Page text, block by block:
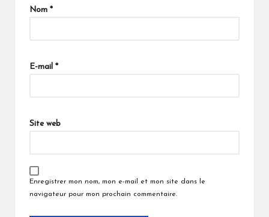
Nom *
E-mail *
Site web
Enregistrer mon nom, mon e-mail et mon site dans le
navigateur pour mon prochain commentaire.